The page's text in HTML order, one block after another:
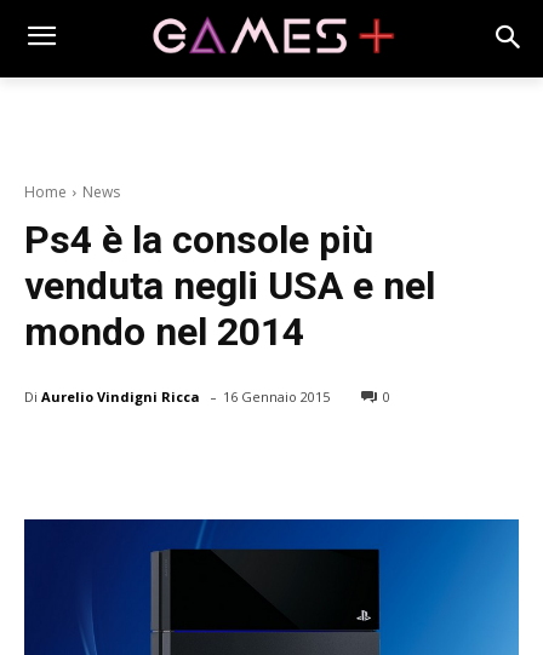
Home News
Ps4 è la console più
venduta negli USA e nel
mondo nel 2014
Di Aurelio Vindigni Ricca - 16 Gennaio 2015 0